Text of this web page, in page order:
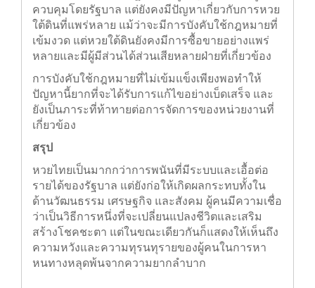
แม้ว่าสลากกินแบ่งรัฐบาลจะถูกกฎหมายและถูก
ควบคุมโดยรัฐบาล แต่ยังคงมีปัญหาเกี่ยวกับการ
หวยใต้ดินที่แพร่หลาย แม้ว่าจะมีการบังคับใช้
กฎหมายที่เข้มงวด แต่หวยใต้ดินยังคงมีการซื้อขาย
อย่างแพร่หลายและมีผู้มีส่วนได้ส่วนเสียหลายฝ่ายที่
เกี่ยวข้อง
การบังคับใช้กฎหมายที่ไม่เข้มแข็งเพียงพอทำให้
ปัญหานี้ยากที่จะได้รับการแก้ไขอย่างเบ็ดเสร็จ
และยังเป็นภาระที่ท้าทายต่อการจัดการของหน่วย
งานที่เกี่ยวข้อง
สรุป
หวยไทยเป็นมากกว่าการพนันที่มีระบบและเอื้อต่อ
รายได้ของรัฐบาล แต่ยังก่อให้เกิดผลกระทบทั้งใน
ด้านวัฒนธรรม เศรษฐกิจ และสังคม ผู้คนมีความเชื่อ
ว่าเป็นวิธีการหนึ่งที่จะเปลี่ยนแปลงชีวิตและเสริม
สร้างโชคชะตา แต่ในขณะเดียวกันก็แสดงให้เห็นถึง